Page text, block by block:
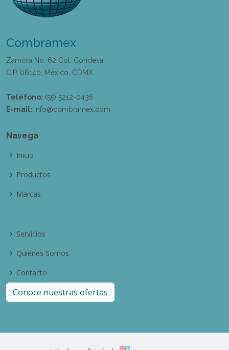
Combramex
Zamora No. 62 Col. Condesa
C.P. 06140, México, CDMX
Teléfono: (55) 5212-0436
E-mail: info@combramex.com
Navega
Inicio
Productos
Marcas
Servicios
Quiénes Somos
Contacto
Conoce nuestras ofertas